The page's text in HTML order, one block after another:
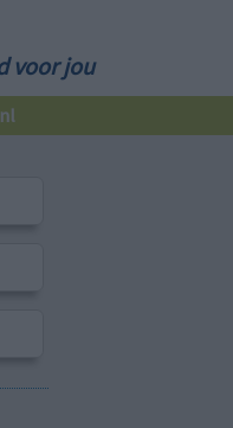
voor jou